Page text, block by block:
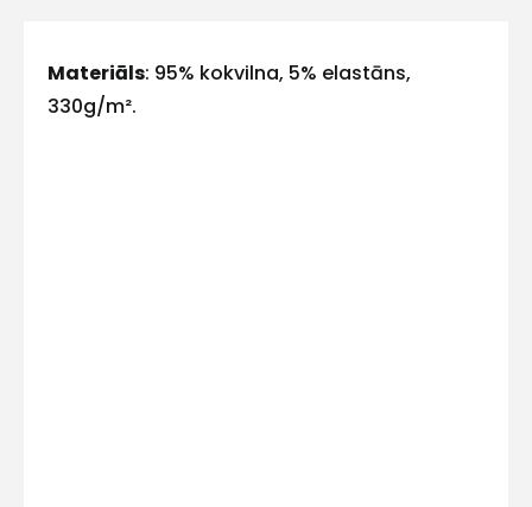
Materiāls: 95% kokvilna, 5% elastāns,
330g/m².